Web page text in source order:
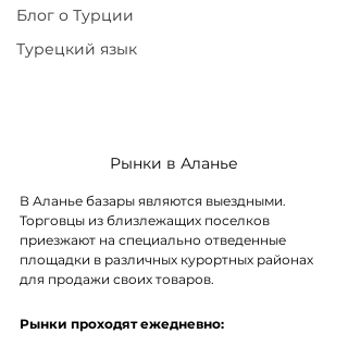
Блог о Турции
Турецкий язык
Рынки в Аланье
В Аланье базары являются выездными.
Торговцы из близлежащих поселков
приезжают на специально отведенные
площадки в различных курортных районах
для продажи своих товаров.
Рынки проходят ежедневно: